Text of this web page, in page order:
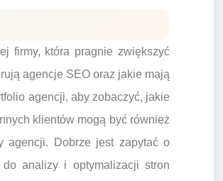
firmy, która pragnie zwiększyć
agencje SEO oraz jakie mają
agencji, aby zobaczyć, jakie
klientów mogą być również
agencji. Dobrze jest zapytać o
analizy i optymalizacji stron